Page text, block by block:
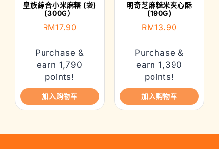
皇族綜合小米麻糬 (袋)
(300G）
RM17.90
Purchase &
earn 1,790
points!
加入购物车
明奇芝麻糙米夾心酥
(190G)
RM13.90
Purchase &
earn 1,390
points!
加入购物车